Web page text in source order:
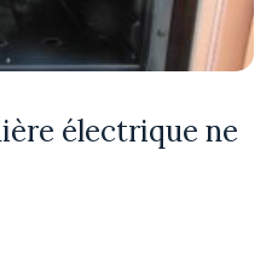
électrique ne